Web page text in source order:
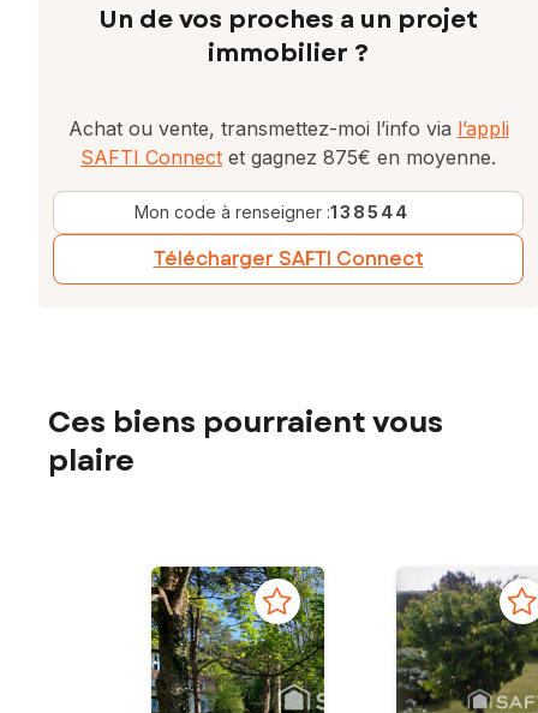
Un de vos proches a un projet
immobilier ?
Achat ou vente, transmettez-moi l’info via l’appli
SAFTI Connect et gagnez 875€ en moyenne.
Mon code à renseigner :138544
Télécharger SAFTI Connect
Ces biens pourraient vous
plaire